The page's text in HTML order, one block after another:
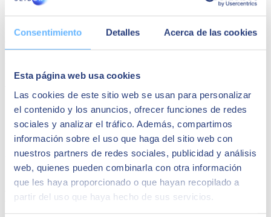
Consentimiento Detalles Acerca de las cookies
Esta página web usa cookies
Las cookies de este sitio web se usan para personalizar
el contenido y los anuncios, ofrecer funciones de redes
sociales y analizar el tráfico. Además, compartimos
información sobre el uso que haga del sitio web con
nuestros partners de redes sociales, publicidad y análisis
web, quienes pueden combinarla con otra información
que les haya proporcionado o que hayan recopilado a
partir del uso que haya hecho de sus servicios.
En resumen, a través de Service Cloud podrás resolver los casos de
forma más rápida al obtener una visión global de la información del
Asimismo podrás prestasasistencia personalizadaa través de
mediante la implantación dechatbots y soluciones de inteligencia
Commerce Cloud
A la hora de hacer comercio electrónico, Commerce Cloud
mejor herramienta. Con ella podrás contactar con compradores a
través de diferentes canales digitales y administrar pedidos.
Se trata de una solución muy completa que podrás manejar en tu día
a día, haciendo crecer tu negocio para llegar a más clientes. La idea
es crear experiencias de compra satisfactoriasa través de la
unificación de experiencias y funciones personalizadas de gran